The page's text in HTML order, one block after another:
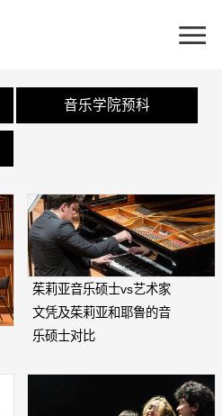
音乐学院预科
茱莉亚音乐硕士vs艺术家
文凭及茱莉亚和耶鲁的音
乐硕士对比